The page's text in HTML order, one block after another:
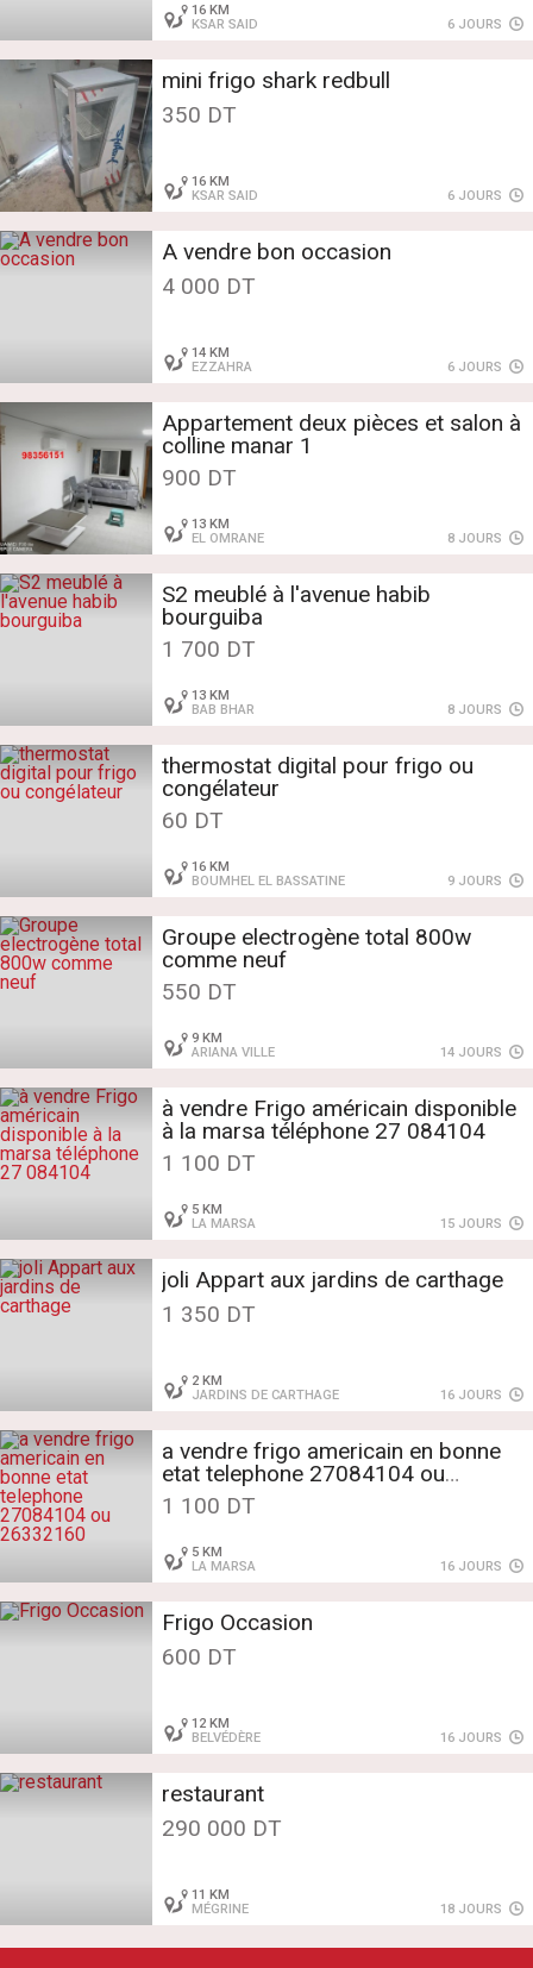
16 KM
KSAR SAID
6 JOURS
mini frigo shark redbull
350 DT
16 KM
KSAR SAID
6 JOURS
A vendre bon occasion
4 000 DT
14 KM
EZZAHRA
6 JOURS
Appartement deux pièces et salon à
colline manar 1
900 DT
13 KM
EL OMRANE
8 JOURS
S2 meublé à l'avenue habib
bourguiba
1 700 DT
13 KM
BAB BHAR
8 JOURS
thermostat digital pour frigo ou
congélateur
60 DT
16 KM
BOUMHEL EL BASSATINE
9 JOURS
Groupe electrogène total 800w
comme neuf
550 DT
9 KM
ARIANA VILLE
14 JOURS
à vendre Frigo américain disponible
à la marsa téléphone 27 084104
1 100 DT
5 KM
LA MARSA
15 JOURS
joli Appart aux jardins de carthage
1 350 DT
2 KM
JARDINS DE CARTHAGE
16 JOURS
a vendre frigo americain en bonne
etat telephone 27084104 ou
26332160
1 100 DT
5 KM
LA MARSA
16 JOURS
Frigo Occasion
600 DT
12 KM
BELVÉDÈRE
16 JOURS
restaurant
290 000 DT
11 KM
MÉGRINE
18 JOURS